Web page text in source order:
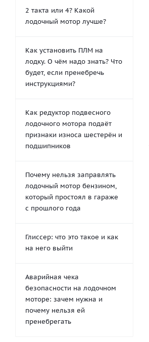
2 такта или 4? Какой
лодочный мотор лучше?
Как установить ПЛМ на
лодку. О чём надо знать? Что
будет, если пренебречь
инструкциями?
Как редуктор подвесного
лодочного мотора подаёт
признаки износа шестерён и
подшипников
Почему нельзя заправлять
лодочный мотор бензином,
который простоял в гараже
с прошлого года
Глиссер: что это такое и как
на него выйти
Аварийная чека
безопасности на лодочном
моторе: зачем нужна и
почему нельзя ей
пренебрегать